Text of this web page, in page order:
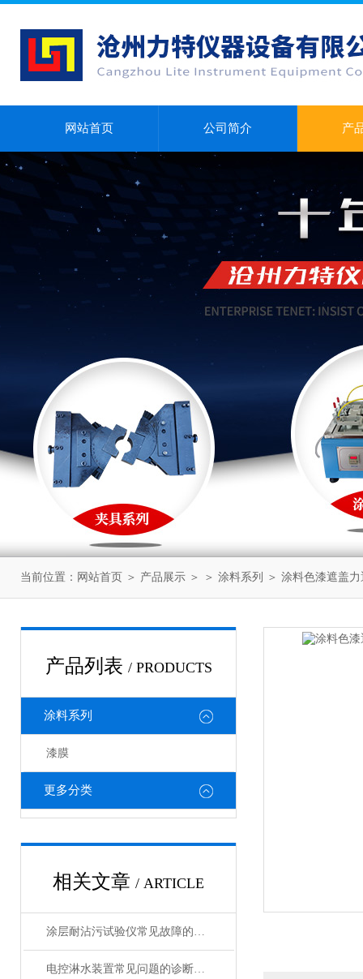
网站首页 公司简介 产
当前位置： 网站首页 ＞ 产品展示 ＞ ＞ 涂料系列 ＞ 涂料色漆遮盖
产品列表 / PRODUCTS
涂料系列
漆膜
更多分类
相关文章 / ARTICLE
涂层耐沾污试验仪常见故障的快速诊断与精准解决方法分享
电控淋水装置常见问题的诊断与解决方法分享